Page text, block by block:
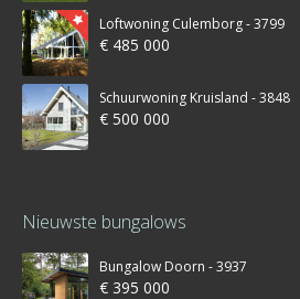
Loftwoning Culemborg - 3799
€ 485 000
Schuurwoning Kruisland - 3848
€ 500 000
Nieuwste bungalows
Bungalow Doorn - 3937
€ 395 000